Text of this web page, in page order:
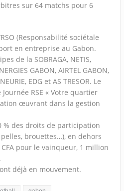
sur 64 matchs pour 6
(Responsabilité sociétale
en entreprise au Gabon.
de la SOBRAGA, NETIS,
GABON, AIRTEL GABON,
EDG et AS TRESOR. Le
RSE « Votre quartier
œuvrant dans la gestion
% des droits de participation
brouettes…), en dehors
pour le vainqueur, 1 million
déjà en mouvement.